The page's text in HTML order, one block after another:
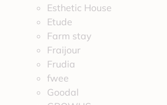
Esthetic House
Etude
Farm stay
Fraijour
Frudia
fwee
Goodal